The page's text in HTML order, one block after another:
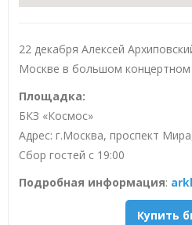
22 декабря Алексей
Москве в большом концертном
Площадка:
БКЗ «Космос»
Адрес: г.Москва, проспект
Сбор гостей с 19:00
Подробная информация:
Купить